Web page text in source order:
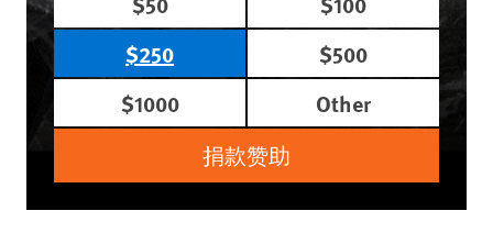
$250
$500
$1000
Other
捐款赞助